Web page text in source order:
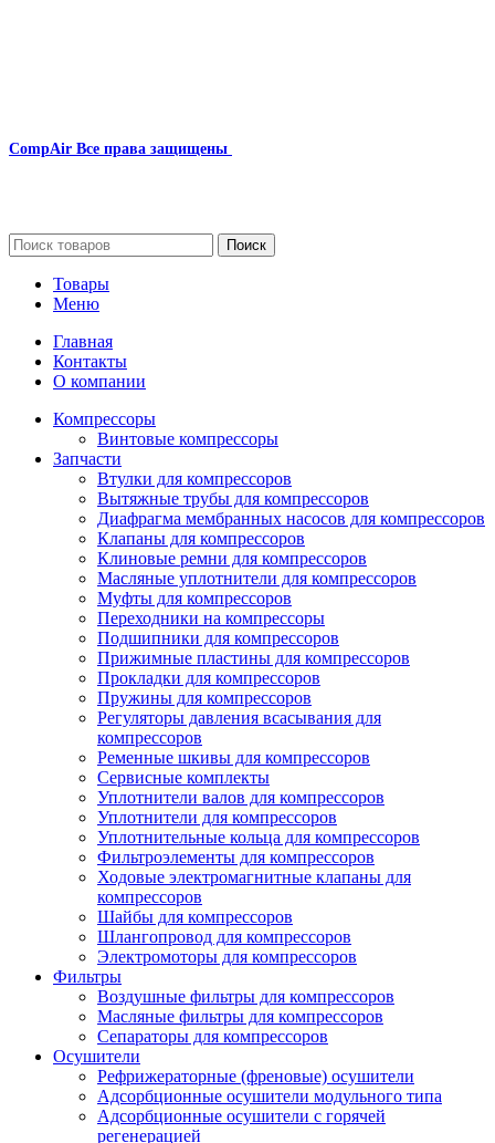
CompAir Все права защищены
Поиск
Товары
Меню
Главная
Контакты
О компании
Компрессоры
Винтовые компрессоры
Запчасти
Втулки для компрессоров
Вытяжные трубы для компрессоров
Диафрагма мембранных насосов для компрессоров
Клапаны для компрессоров
Клиновые ремни для компрессоров
Масляные уплотнители для компрессоров
Муфты для компрессоров
Переходники на компрессоры
Подшипники для компрессоров
Прижимные пластины для компрессоров
Прокладки для компрессоров
Пружины для компрессоров
Регуляторы давления всасывания для
компрессоров
Ременные шкивы для компрессоров
Сервисные комплекты
Уплотнители валов для компрессоров
Уплотнители для компрессоров
Уплотнительные кольца для компрессоров
Фильтроэлементы для компрессоров
Ходовые электромагнитные клапаны для
компрессоров
Шайбы для компрессоров
Шлангопровод для компрессоров
Электромоторы для компрессоров
Фильтры
Воздушные фильтры для компрессоров
Масляные фильтры для компрессоров
Сепараторы для компрессоров
Осушители
Рефрижераторные (френовые) осушители
Адсорбционные осушители модульного типа
Адсорбционные осушители с горячей
регенерацией